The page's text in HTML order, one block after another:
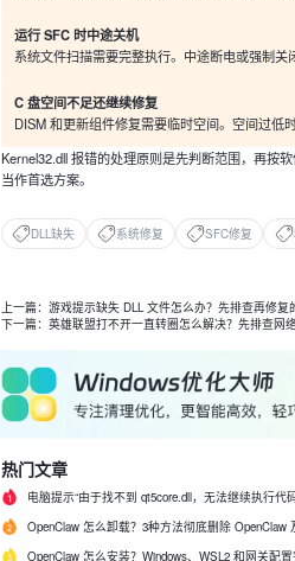
运行 SFC 时中途关机
系统文件扫描需要完整执行。中途断电或强制关
C 盘空间不足还继续修复
DISM 和更新组件修复需要临时空间。空间过低
Kernel32.dll 报错的处理原则是先判断范围，再按
当作首选方案。
DLL缺失 系统修复 SFC修复
上一篇：游戏提示缺失 DLL 文件怎么办？先排查再修复
下一篇：英雄联盟打不开一直转圈怎么解决？先排查网
热门文章